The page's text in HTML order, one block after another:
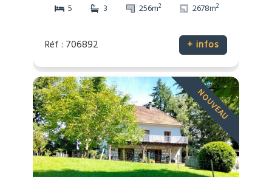
5
3 256m2 2678m2
Réf : 706892 + infos
NOUVEAU